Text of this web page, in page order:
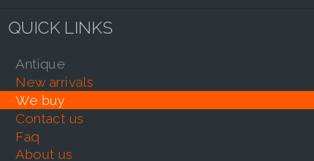
QUICK LINKS
antique
new arrivals
we buy
contact us
faq
about us